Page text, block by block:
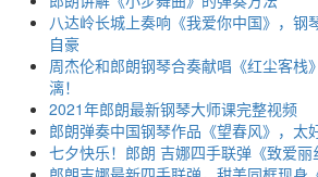
八达岭长城上奏响《我爱你中国》，钢
自豪
周杰伦和郎朗钢琴合奏献唱《红尘客栈
漓！
2021年郎朗最新钢琴大师课完整视频
郎朗弹奏中国钢琴作品《望春风》，太
七夕快乐！郎朗 吉娜四手联弹《致爱丽